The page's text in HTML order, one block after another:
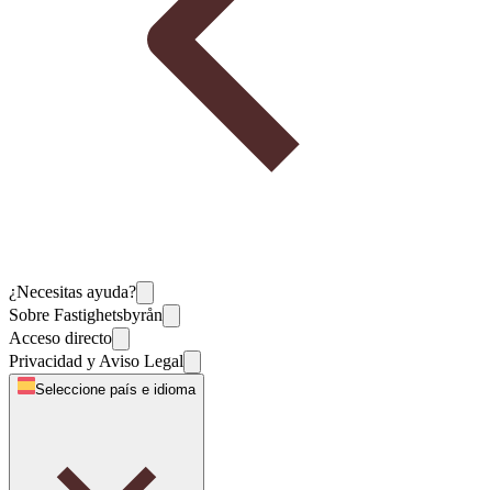
¿Necesitas ayuda?
Sobre Fastighetsbyrån
Acceso directo
Privacidad y Aviso Legal
Seleccione país e idioma